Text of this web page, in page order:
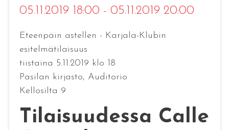
05.11.2019 18:00 - 05.11.2019 20:00
Eteenpäin astellen - Karjala-Klubin
esitelmätilaisuus
tiistaina 5.11.2019 klo 18
Pasilan kirjasto, Auditorio
Kellosilta 9
Tilaisuudessa Calle